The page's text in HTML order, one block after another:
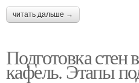
читать дальше →
Подготовка стен
кафель. Этапы